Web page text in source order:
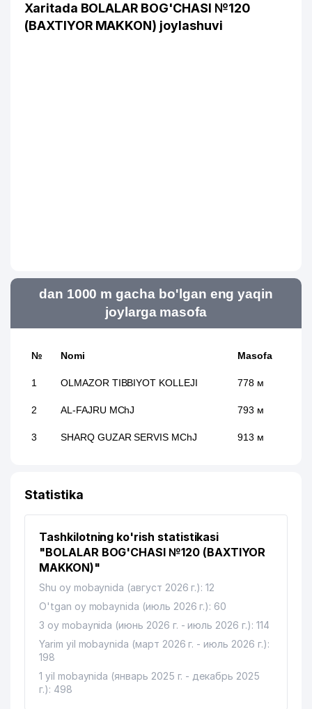
Xaritada BOLALAR BOG'CHASI №120
(BAXTIYOR MAKKON) joylashuvi
dan 1000 m gacha bo'lgan eng yaqin
joylarga masofa
№ Nomi Masofa
1 OLMAZOR TIBBIYOT KOLLEJI 778 м
2 AL-FAJRU MChJ 793 м
3 SHARQ GUZAR SERVIS MChJ 913 м
Statistika
Tashkilotning ko'rish statistikasi
"BOLALAR BOG'CHASI №120 (BAXTIYOR
MAKKON)"
Shu oy mobaynida (август 2026 г.): 12
O'tgan oy mobaynida (июль 2026 г.): 60
3 oy mobaynida (июнь 2026 г. - июль 2026 г.): 114
Yarim yil mobaynida (март 2026 г. - июль 2026 г.):
198
1 yil mobaynida (январь 2025 г. - декабрь 2025
г.): 498